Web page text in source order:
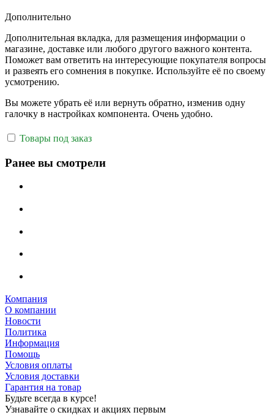
Дополнительно
Дополнительная вкладка, для размещения информации о
магазине, доставке или любого другого важного контента.
Поможет вам ответить на интересующие покупателя вопросы
и развеять его сомнения в покупке. Используйте её по своему
усмотрению.
Вы можете убрать её или вернуть обратно, изменив одну
галочку в настройках компонента. Очень удобно.
Товары под заказ
Ранее вы смотрели
Компания
О компании
Новости
Политика
Информация
Помощь
Условия оплаты
Условия доставки
Гарантия на товар
Будьте всегда в курсе!
Узнавайте о скидках и акциях первым